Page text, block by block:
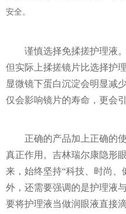
安全。
谨慎选择免揉搓护理液
但实际上揉搓镜片比选择护
显微镜下蛋白沉淀会明显减
仅会影响镜片的寿命，更会
正确的产品加上正确的
真正作用。吉林瑞尔康隐形
来，始终坚持“科技、时尚、
外，还需要强调的是护理液
要将护理液当做润眼液直接